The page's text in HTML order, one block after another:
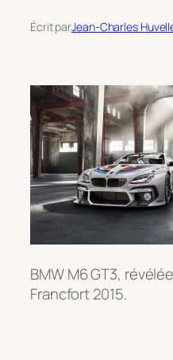
Écrit parJean-Charles
BMW M6 GT3,
Francfort 2015.